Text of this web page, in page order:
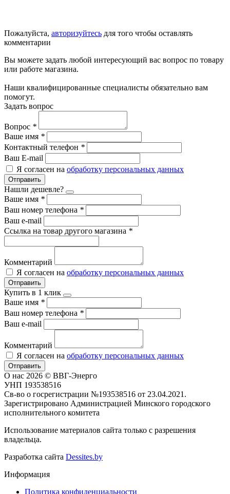
Пожалуйста, авторизуйтесь для того чтобы оставлять
комментарии
Вы можете задать любой интересующий вас вопрос по товару
или работе магазина.
Наши квалифицированные специалисты обязательно вам
помогут.
Задать вопрос
Вопрос *
Ваше имя *
Контактный телефон *
Ваш E-mail
Я согласен на обработку персональных данных
Отправить
Нашли дешевле?
Ваше имя *
Ваш номер телефона *
Ваш e-mail
Ссылка на товар другого магазина *
Комментарий
Я согласен на обработку персональных данных
Отправить
Купить в 1 клик
Ваше имя *
Ваш номер телефона *
Ваш e-mail
Комментарий
Я согласен на обработку персональных данных
Отправить
О нас 2026 © ВВГ-Энерго
УНП 193538516
Св-во о госрегистрации №193538516 от 23.04.2021.
Зарегистрировано Администрацией Минского городского
исполнительного комитета
Использование материалов сайта только с разрешения
владельца.
Разработка сайта Dessites.by
Информация
Политика конфиденциальности